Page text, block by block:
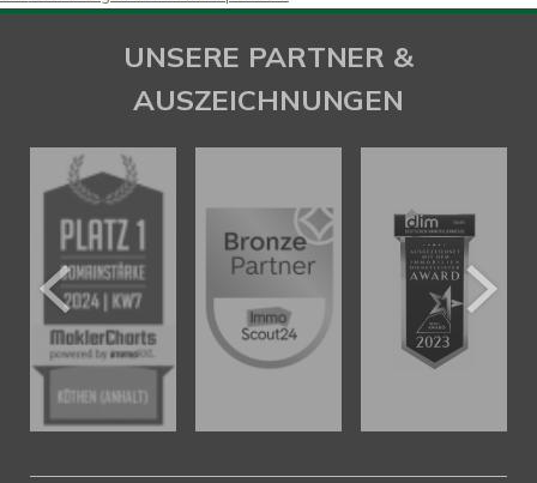
SAW Immobilien
UNSERE PARTNER &
AUSZEICHNUNGEN